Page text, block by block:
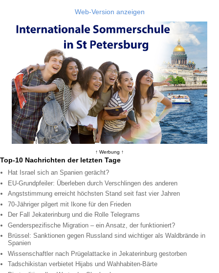
Web-Version anzeigen
↑ Werbung ↑
Top-10 Nachrichten der letzten Tage
Hat Israel sich an Spanien gerächt?
EU-Grundpfeiler: Überleben durch Verschlingen des anderen
Angststimmung erreicht höchsten Stand seit fast vier Jahren
70-Jähriger pilgert mit Ikone für den Frieden
Der Fall Jekaterinburg und die Rolle Telegrams
Genderspezifische Migration – ein Ansatz, der funktioniert?
Brüssel: Sanktionen gegen Russland sind wichtiger als Waldbrände in
Spanien
Wissenschaftler nach Prügelattacke in Jekaterinburg gestorben
Tadschikistan verbietet Hijabs und Wahhabiten-Bärte